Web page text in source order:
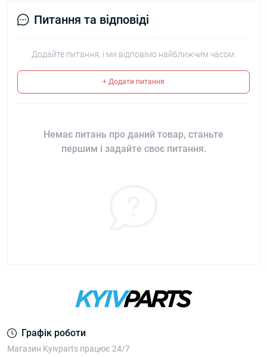
Питання та відповіді
Додайте питання, і ми відповімо найближчим часом.
+ Додати питання
Немає питань про даний товар, станьте
першим і задайте своє питання.
Графік роботи
Магазин Kyivparts працює 24/7